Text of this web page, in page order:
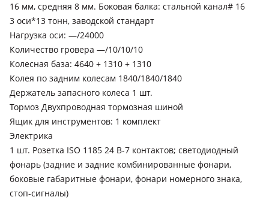
16 мм, средняя 8 мм. Боковая балка: стальной канал# 16
3 оси*13 тонн, заводской стандарт
Нагрузка оси: —/24000
Количество гровера —/10/10/10
Колесная база: 4640 + 1310 + 1310
Колея по задним колесам 1840/1840/1840
Держатель запасного колеса 1 шт.
Тормоз Двухпроводная тормозная шиной
Ящик для инструментов: 1 комплект
Электрика
1 шт. Розетка ISO 1185 24 В-7 контактов; светодиодный
фонарь (задние и задние комбинированные фонари,
боковые габаритные фонари, фонари номерного знака,
стоп-сигналы)